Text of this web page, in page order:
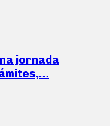
jornada